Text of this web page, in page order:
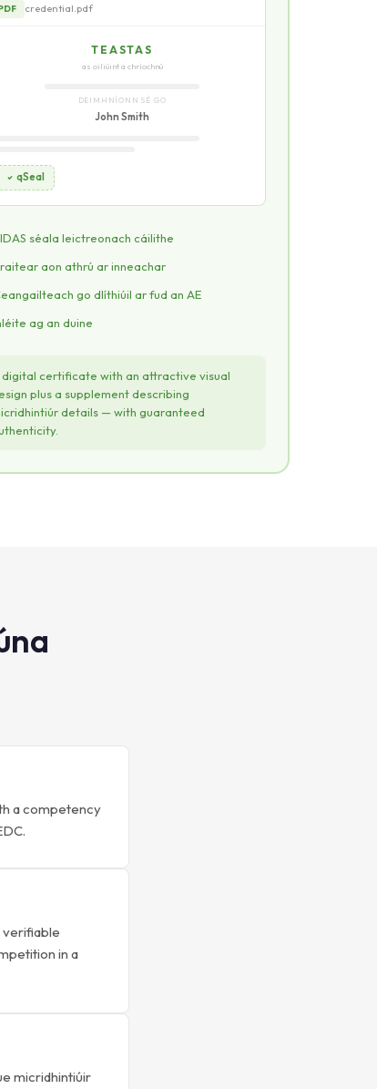
TEASTAS
as oiliúint a chríochnú
DEIMHNÍONN SÉ GO
John Smith
SUPPLEMENT
ISSUER
INNIÚLACHTAÍ
qSeal
séala leictreonach cáilithe
aon athrú ar inneachar
go dlíthiúil ar fud an AE
ag an duine
digital certificate with an attractive visual
plus a supplement describing
details — with guaranteed
a competency
verifiable
in a
micridhintiúir